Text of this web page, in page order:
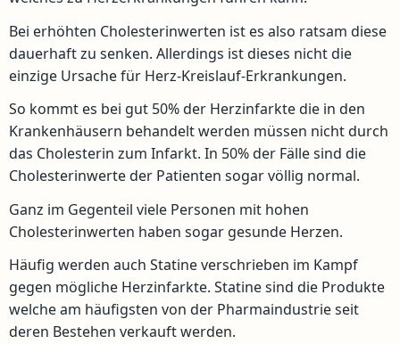
Bei erhöhten Cholesterinwerten ist es also ratsam diese
dauerhaft zu senken. Allerdings ist dieses nicht die
einzige Ursache für Herz-Kreislauf-Erkrankungen.
So kommt es bei gut 50% der Herzinfarkte die in den
Krankenhäusern behandelt werden müssen nicht durch
das Cholesterin zum Infarkt. In 50% der Fälle sind die
Cholesterinwerte der Patienten sogar völlig normal.
Ganz im Gegenteil viele Personen mit hohen
Cholesterinwerten haben sogar gesunde Herzen.
Häufig werden auch Statine verschrieben im Kampf
gegen mögliche Herzinfarkte. Statine sind die Produkte
welche am häufigsten von der Pharmaindustrie seit
deren Bestehen verkauft werden.